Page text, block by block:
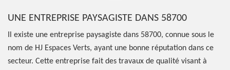
UNE ENTREPRISE PAYSAGISTE DANS 58700
Il existe une entreprise paysagiste dans 58700, connue sous le
nom de HJ Espaces Verts, ayant une bonne réputation dans ce
secteur. Cette entreprise fait des travaux de qualité visant à